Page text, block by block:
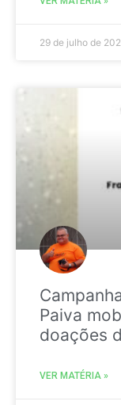
29 de julho de
Paiva
doações
VER MATÉRIA »